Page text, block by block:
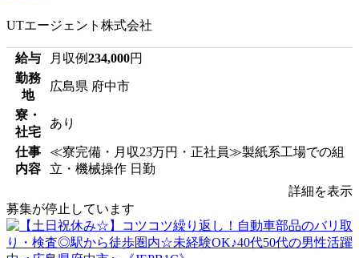
UTエージェント株式会社
給与 月収例234,000円
勤務
地
広島県 府中市
寮・
社宅
あり
仕事
内容
≪寮完備・月収23万円・正社員≫製紙系工場での組
立・機械操作 日勤
詳細を表示
募集が停止しています